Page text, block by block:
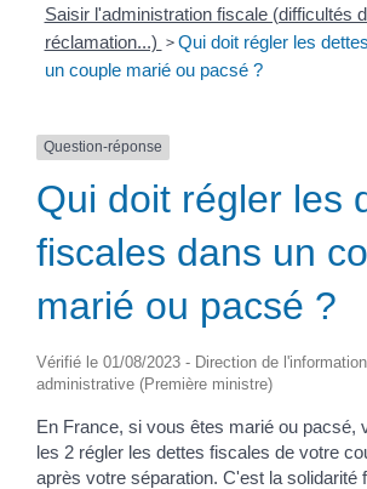
Saisir l'administration fiscale (difficultés
réclamation...) > Qui doit régler les
un couple marié ou pacsé ?
Question-réponse
Qui doit régler les
fiscales dans un
marié ou pacsé ?
Vérifié le 01/08/2023 - Direction de
administrative (Première ministre)
En France, si vous êtes marié ou pacsé,
les 2 régler les dettes fiscales de votre
après votre séparation. C'est la solidarité